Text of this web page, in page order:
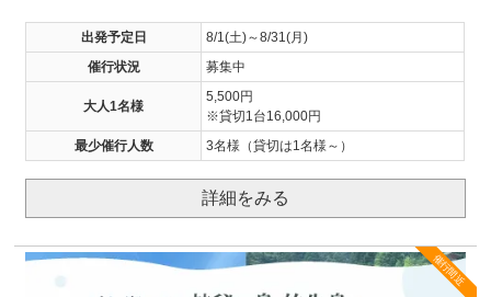
出発予定日
8/1(土)～8/31(月)
催行状況
募集中
大人1名様
5,500円
※貸切1台16,000円
最少催行人数
3名様（貸切は1名様～）
詳細をみる
催行間近